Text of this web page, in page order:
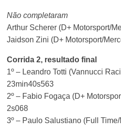
Não completaram
Arthur Scherer (D+ Motorsport/
Jaidson Zini (D+ Motorsport/
Corrida 2, resultado final
1º – Leandro Totti (Vannucci
23min40s563
2º – Fabio Fogaça (D+
2s068
3º – Paulo Salustiano (Full